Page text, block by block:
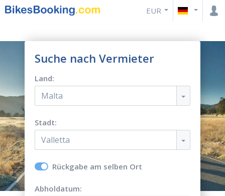
EUR
Suche nach Vermieter
Land:
Malta
Stadt:
Valletta
Rückgabe am selben Ort
Abholdatum: